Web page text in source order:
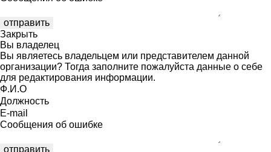
Закрыть
Вы владелец
Вы являетесь владельцем или представителем данной
организации? Тогда заполните пожалуйста данные о себе
для редактирования информации.
Ф.И.О
Должность
E-mail
Сообщения об ошибке